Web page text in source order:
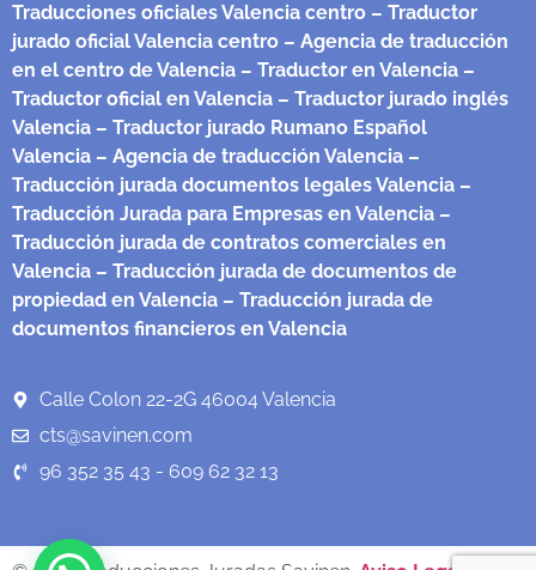
Traducciones oficiales Valencia centro – Traductor
jurado oficial Valencia centro – Agencia de traducción
en el centro de Valencia – Traductor en Valencia –
Traductor oficial en Valencia – Traductor jurado inglés
Valencia – Traductor jurado Rumano Español
Valencia – Agencia de traducción Valencia –
Traducción jurada documentos legales Valencia –
Traducción Jurada para Empresas en Valencia –
Traducción jurada de contratos comerciales en
Valencia – Traducción jurada de documentos de
propiedad en Valencia – Traducción jurada de
documentos financieros en Valencia
Calle Colon 22-2G 46004 Valencia
cts@savinen.com
96 352 35 43 - 609 62 32 13